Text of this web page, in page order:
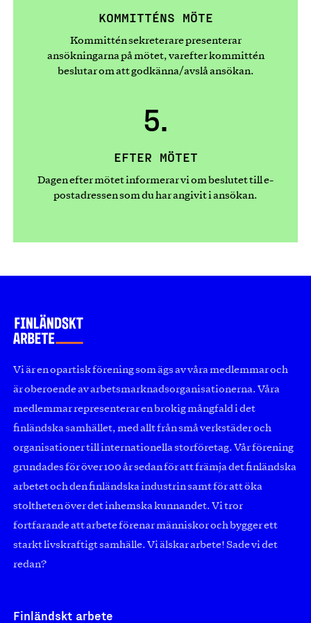
KOMMITTÉNS MÖTE
Kommittén sekreterare presenterar
ansökningarna på mötet, varefter kommittén
beslutar om att godkänna/avslå ansökan.
5.
EFTER MÖTET
Dagen efter mötet informerar vi om beslutet till e-
postadressen som du har angivit i ansökan.
Vi är en opartisk förening som ägs av våra medlemmar och
är oberoende av arbetsmarknadsorganisationerna. Våra
medlemmar representerar en brokig mångfald i det
finländska samhället, med allt från små verkstäder och
organisationer till internationella storföretag. Vår förening
grundades för över 100 år sedan för att främja det finländska
arbetet och den finländska industrin samt för att öka
stoltheten över det inhemska kunnandet. Vi tror
fortfarande att arbete förenar människor och bygger ett
starkt livskraftigt samhälle. Vi älskar arbete! Sade vi det
redan?
Finländskt arbete